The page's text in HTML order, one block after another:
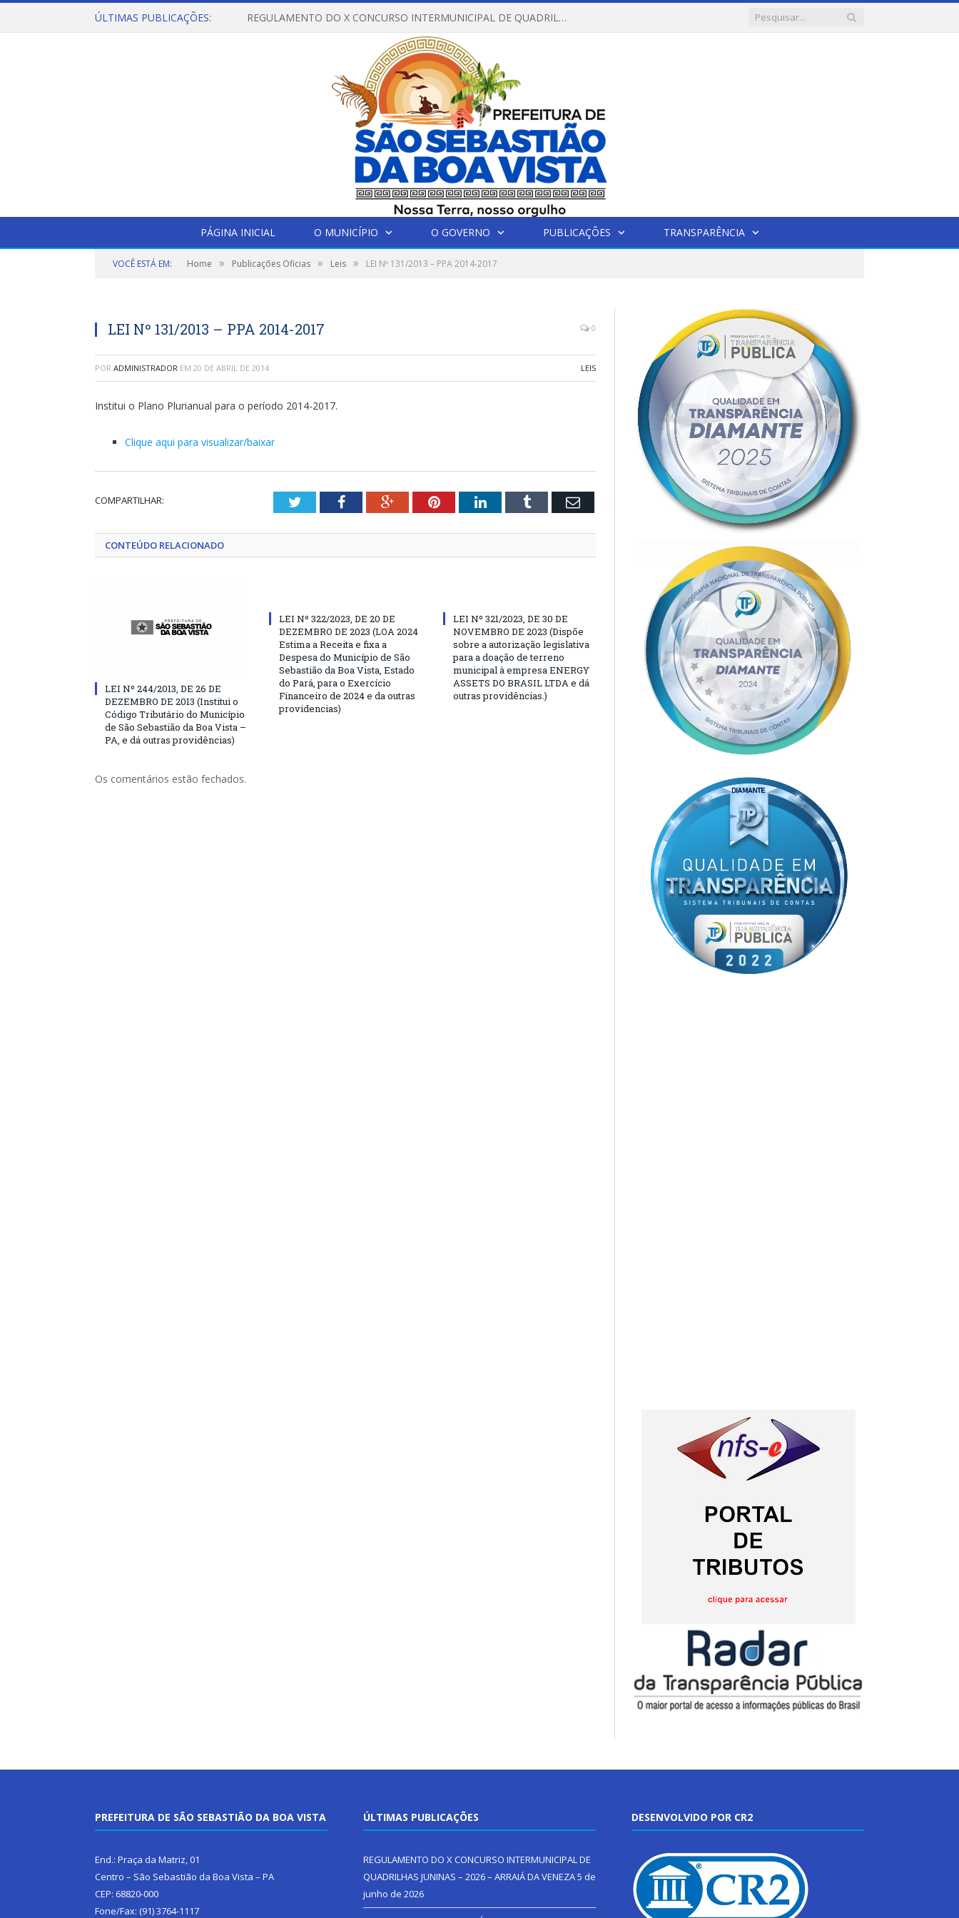
ÚLTIMAS PUBLICAÇÕES: REGULAMENTO DO X CONCURSO INTERMUNICIPAL DE QUADRILHAS JUNINAS – 2026 – ARRAIÁ DA VENEZA
PÁGINA INICIAL O MUNICÍPIO O GOVERNO PUBLICAÇÕES TRANSPARÊNCIA
VOCÊ ESTÁ EM: Home » Publicações Oficias » Leis » LEI Nº 131/2013 – PPA 2014-2017
LEI Nº 131/2013 – PPA 2014-2017 0
POR ADMINISTRADOR EM 20 DE ABRIL DE 2014 LEIS
Institui o Plano Plurianual para o período 2014-2017.
Clique aqui para visualizar/baixar
COMPARTILHAR: TwitterFacebookGoogle+PinterestLinkedInTumblr Email
CONTEÚDO RELACIONADO
LEI Nº 244/2013, DE 26 DE
DEZEMBRO DE 2013 (Institui o
Código Tributário do Município
de São Sebastião da Boa Vista –
PA, e dá outras providências)
LEI Nº 322/2023, DE 20 DE
DEZEMBRO DE 2023 (LOA 2024
Estima a Receita e fixa a
Despesa do Município de São
Sebastião da Boa Vista, Estado
do Pará, para o Exercício
Financeiro de 2024 e da outras
providencias)
LEI Nº 321/2023, DE 30 DE
NOVEMBRO DE 2023 (Dispõe
sobre a autorização legislativa
para a doação de terreno
municipal à empresa ENERGY
ASSETS DO BRASIL LTDA e dá
outras providências.)
Os comentários estão fechados.
PREFEITURA DE SÃO SEBASTIÃO DA BOA VISTA
End.: Praça da Matriz, 01
Centro – São Sebastião da Boa Vista – PA
CEP: 68820-000
Fone/Fax: (91) 3764-1117
ÚLTIMAS PUBLICAÇÕES
REGULAMENTO DO X CONCURSO INTERMUNICIPAL DE
QUADRILHAS JUNINAS – 2026 – ARRAIÁ DA VENEZA5 de
junho de 2026
DESENVOLVIDO POR CR2